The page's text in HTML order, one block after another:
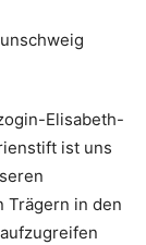
Elisabeth-
ist uns
Trägern in den